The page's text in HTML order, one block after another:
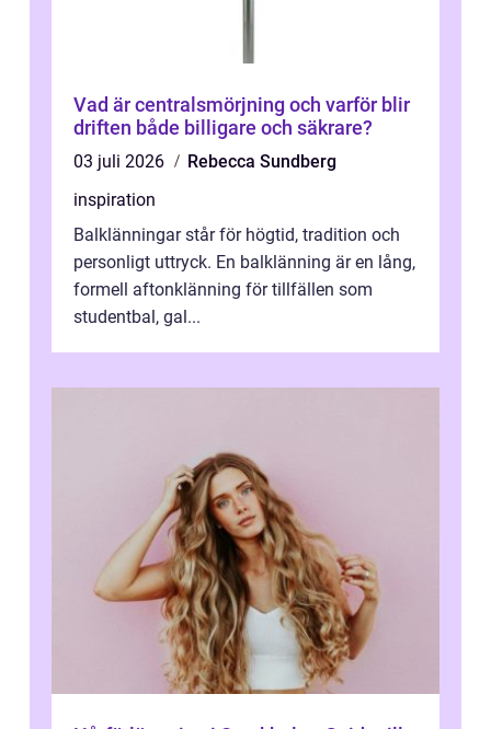
Vad är centralsmörjning och varför blir
driften både billigare och säkrare?
03 juli 2026
Rebecca Sundberg
inspiration
Balklänningar står för högtid, tradition och
personligt uttryck. En balklänning är en lång,
formell aftonklänning för tillfällen som
studentbal, gal...